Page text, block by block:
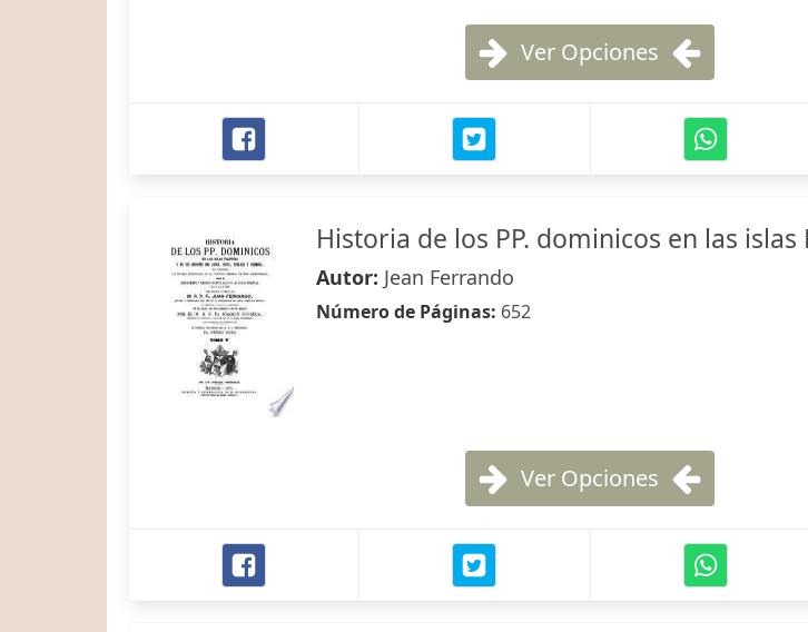
Ver Opciones
Historia de los PP. dominicos en las islas
Autor: Jean Ferrando
Número de Páginas: 652
Ver Opciones